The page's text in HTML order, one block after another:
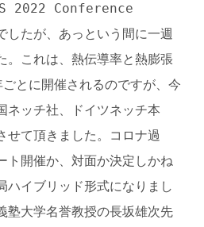
2022 Conference
たが、あっという間に一週
。これは、熱伝導率と熱膨張
とに開催されるのですが、今
ネッチ社、ドイツネッチ本
せて頂きました。コロナ過
ト開催か、対面か決定しかね
ハイブリッド形式になりまし
塾大学名誉教授の長坂雄次先